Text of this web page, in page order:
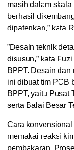
masih dalam skala
berhasil
dipatenkan,” kata
”Desain teknik
disusun,” kata
BPPT. Desain dan
ini dibuat tim PCB
BPPT, yaitu Pusat
serta Balai Besar
Cara
memakai reaksi
pembakaran.